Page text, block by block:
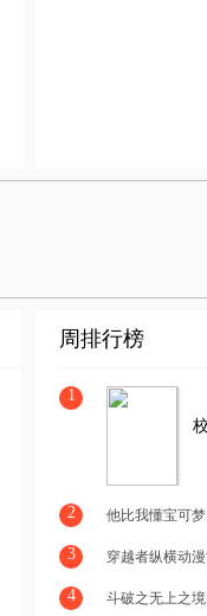
周排行榜
1
2 他比我懂宝可梦
3 穿越者纵横动
4 斗破之无上之境